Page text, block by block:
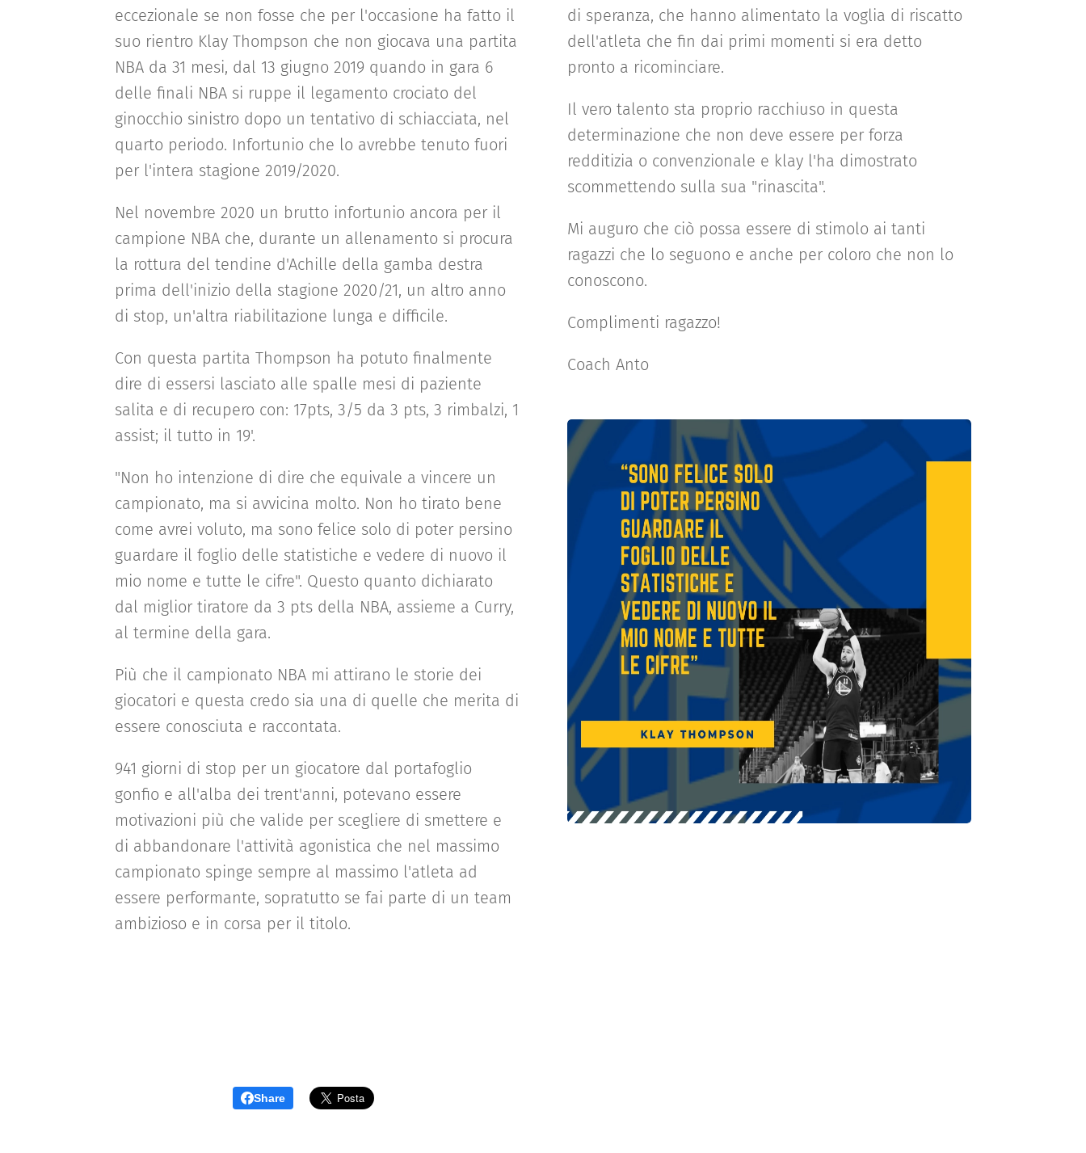
eccezionale se non fosse che per l'occasione ha fatto il
suo rientro Klay Thompson che non giocava una partita
NBA da 31 mesi, dal 13 giugno 2019 quando in gara 6
delle finali NBA si ruppe il legamento crociato del
ginocchio sinistro dopo un tentativo di schiacciata, nel
quarto periodo. Infortunio che lo avrebbe tenuto fuori
per l'intera stagione 2019/2020.
Nel novembre 2020 un brutto infortunio ancora per il
campione NBA che, durante un allenamento si procura
la rottura del tendine d'Achille della gamba destra
prima dell'inizio della stagione 2020/21, un altro anno
di stop, un'altra riabilitazione lunga e difficile.
Con questa partita Thompson ha potuto finalmente
dire di essersi lasciato alle spalle mesi di paziente
salita e di recupero con: 17pts, 3/5 da 3 pts, 3 rimbalzi, 1
assist; il tutto in 19'.
"Non ho intenzione di dire che equivale a vincere un
campionato, ma si avvicina molto. Non ho tirato bene
come avrei voluto, ma sono felice solo di poter persino
guardare il foglio delle statistiche e vedere di nuovo il
mio nome e tutte le cifre". Questo quanto dichiarato
dal miglior tiratore da 3 pts della NBA, assieme a Curry,
al termine della gara.
Più che il campionato NBA mi attirano le storie dei
giocatori e questa credo sia una di quelle che merita di
essere conosciuta e raccontata.
941 giorni di stop per un giocatore dal portafoglio
gonfio e all'alba dei trent'anni, potevano essere
motivazioni più che valide per scegliere di smettere e
di abbandonare l'attività agonistica che nel massimo
campionato spinge sempre al massimo l'atleta ad
essere performante, sopratutto se fai parte di un team
ambizioso e in corsa per il titolo.
di speranza, che hanno alimentato la voglia di riscatto
dell'atleta che fin dai primi momenti si era detto
pronto a ricominciare.
Il vero talento sta proprio racchiuso in questa
determinazione che non deve essere per forza
redditizia o convenzionale e klay l'ha dimostrato
scommettendo sulla sua "rinascita".
Mi auguro che ciò possa essere di stimolo ai tanti
ragazzi che lo seguono e anche per coloro che non lo
conoscono.
Complimenti ragazzo!
Coach Anto
Share